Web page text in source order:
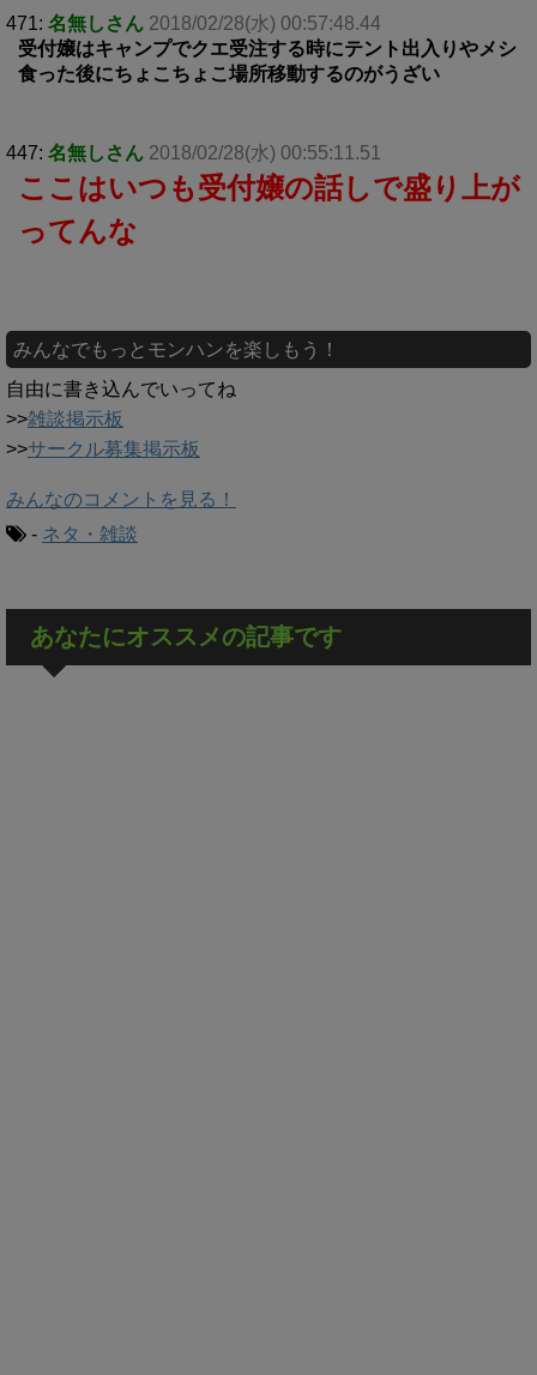
471: 名無しさん 2018/02/28(水) 00:57:48.44
受付嬢はキャンプでクエ受注する時にテント出入りやメシ
食った後にちょこちょこ場所移動するのがうざい
447: 名無しさん 2018/02/28(水) 00:55:11.51
ここはいつも受付嬢の話しで盛り上が
ってんな
みんなでもっとモンハンを楽しもう！
自由に書き込んでいってね
>>雑談掲示板
>>サークル募集掲示板
みんなのコメントを見る！
- ネタ・雑談
あなたにオススメの記事です